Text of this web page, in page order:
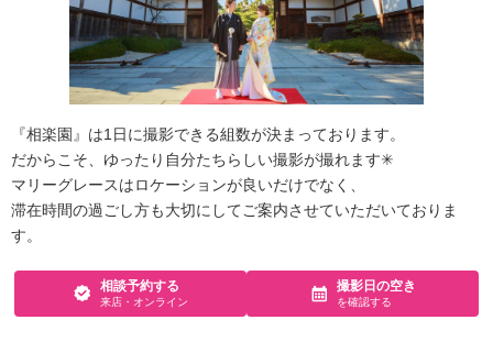
『相楽園』は1日に撮影できる組数が決まっております。
だからこそ、ゆったり自分たちらしい撮影が撮れます✳︎
マリーグレースはロケーションが良いだけでなく、
滞在時間の過ごし方も大切にしてご案内させていただいておりま
す。
相談予約する
来店・オンライン
撮影日の空き
を確認する